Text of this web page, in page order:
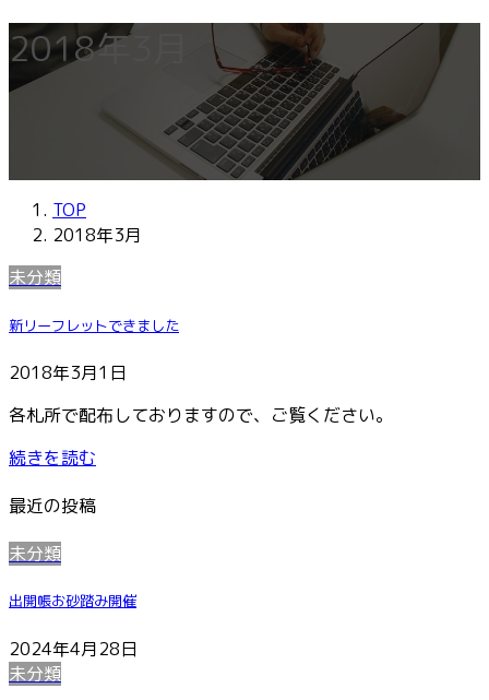
2018年3月
TOP
2018年3月
未分類
新リーフレットできました
2018年3月1日
各札所で配布しておりますので、ご覧ください。
続きを読む
最近の投稿
未分類
出開帳お砂踏み開催
2024年4月28日
未分類